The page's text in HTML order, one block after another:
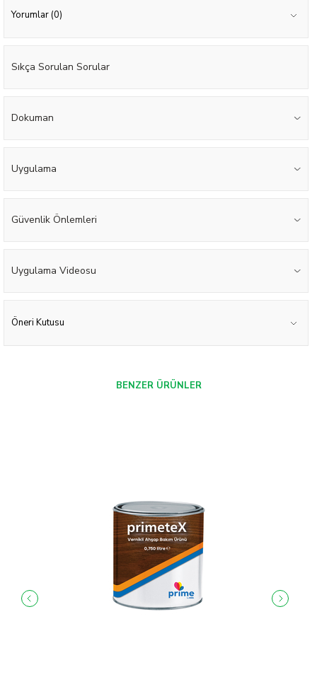
Yorumlar (0)
Sıkça Sorulan Sorular
Dokuman
Uygulama
Güvenlik Önlemleri
Uygulama Videosu
Öneri Kutusu
BENZER ÜRÜNLER